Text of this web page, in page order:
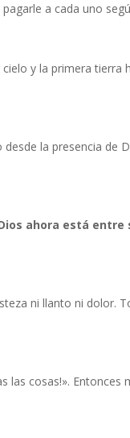
pagarle a cada uno
y la primera tierra
desde la presencia de
ahora está entre
ni llanto ni dolor.
las cosas!». Entonces